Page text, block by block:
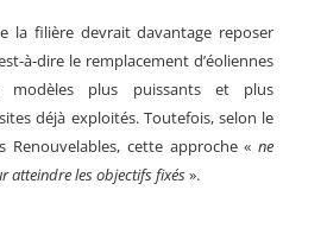
la filière devrait davantage reposer
à-dire le remplacement d’éoliennes
modèles plus puissants et plus
déjà exploités.Toutefois, selon le
Renouvelables, cette approche «ne
atteindre les objectifs fixés».